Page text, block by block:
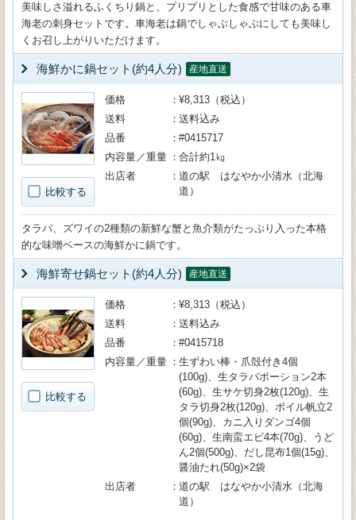
美味しさ溢れるふくちり鍋と、プリプリとした食感で甘味のある車
海老の刺身セットです。車海老は鍋でしゃぶしゃぶにしても美味し
くお召し上がりいただけます。
海鮮かに鍋セット(約4人分) 産地直送
比較する
価格
¥8,313（税込）
送料
送料込み
品番
#0415717
内容量／重量
合計約1㎏
出店者
道の駅 はなやか小清水（北海
道）
タラバ、ズワイの2種類の新鮮な蟹と魚介類がたっぷり入った本格
的な味噌ベースの海鮮かに鍋です。
海鮮寄せ鍋セット(約4人分) 産地直送
比較する
価格
¥8,313（税込）
送料
送料込み
品番
#0415718
内容量／重量
生ずわい棒・爪殻付き4個
(100g)、生タラバポーション2本
(60g)、生サケ切身2枚(120g)、生
タラ切身2枚(120g)、ボイル帆立2
個(90g)、カニ入りダンゴ4個
(60g)、生南蛮エビ4本(70g)、うど
ん2個(500g)、だし昆布1個(15g)、
醤油たれ(50g)×2袋
出店者
道の駅 はなやか小清水（北海
道）